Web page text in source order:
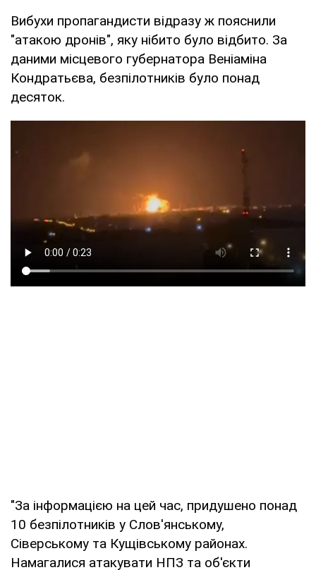
Вибухи пропагандисти відразу ж пояснили
"атакою дронів", яку нібито було відбито. За
даними місцевого губернатора Веніаміна
Кондратьєва, безпілотників було понад
десяток.
"За інформацією на цей час, придушено понад
10 безпілотників у Слов'янському,
Сіверському та Кущівському районах.
Намагалися атакувати НПЗ та об'єкти